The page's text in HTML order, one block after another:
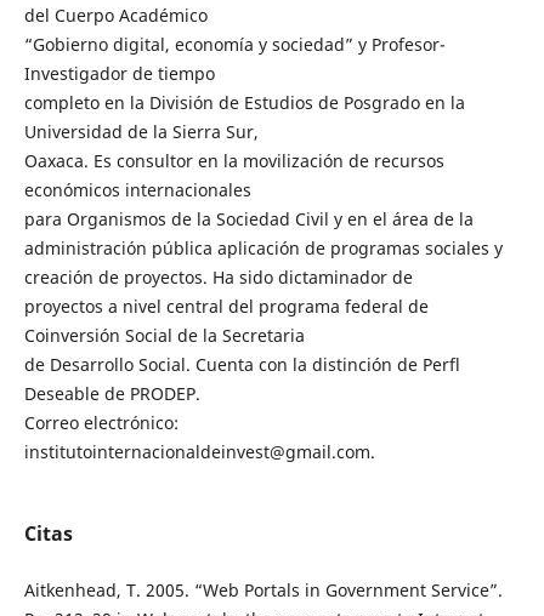
del Cuerpo Académico
“Gobierno digital, economía y sociedad” y Profesor-
Investigador de tiempo
completo en la División de Estudios de Posgrado en la
Universidad de la Sierra Sur,
Oaxaca. Es consultor en la movilización de recursos
económicos internacionales
para Organismos de la Sociedad Civil y en el área de la
administración pública aplicación de programas sociales y
creación de proyectos. Ha sido dictaminador de
proyectos a nivel central del programa federal de
Coinversión Social de la Secretaria
de Desarrollo Social. Cuenta con la distinción de Perfl
Deseable de PRODEP.
Correo electrónico:
institutointernacionaldeinvest@gmail.com.
Citas
Aitkenhead, T. 2005. “Web Portals in Government Service”.